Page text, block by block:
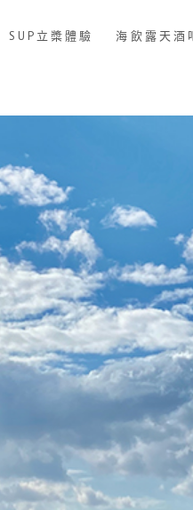
SUP立槳體驗 海飲露天酒